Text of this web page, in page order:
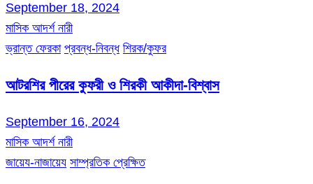
September 18, 2024
মাসিক আদর্শ নারী
ভ্রান্ত ফেরকা প্রবন্ধ-নিবন্ধ শিরক/কুফর
আটরশির পীরের কুফরী ও শিরকী আকীদা-বিশ্বাস
September 16, 2024
মাসিক আদর্শ নারী
জায়েয-নাজায়েয সাম্প্রতিক প্রেক্ষিত